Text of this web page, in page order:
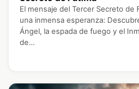
El mensaje del Tercer Secreto de
una inmensa esperanza:
Ángel, la espada de fuego y el
de…